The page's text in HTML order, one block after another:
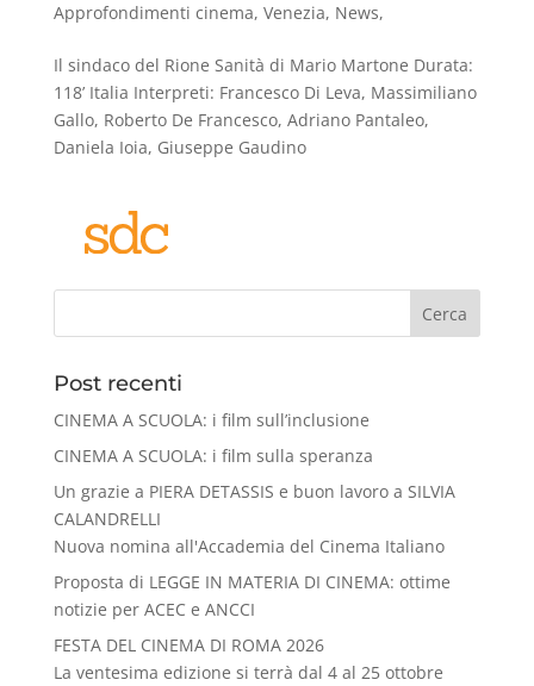
Approfondimenti cinema, Venezia, News,
Il sindaco del Rione Sanità di Mario Martone Durata:
118’ Italia Interpreti: Francesco Di Leva, Massimiliano
Gallo, Roberto De Francesco, Adriano Pantaleo,
Daniela Ioia, Giuseppe Gaudino
Cerca
Post recenti
CINEMA A SCUOLA: i film sull’inclusione
CINEMA A SCUOLA: i film sulla speranza
Un grazie a PIERA DETASSIS e buon lavoro a SILVIA
CALANDRELLI
Nuova nomina all'Accademia del Cinema Italiano
Proposta di LEGGE IN MATERIA DI CINEMA: ottime
notizie per ACEC e ANCCI
FESTA DEL CINEMA DI ROMA 2026
La ventesima edizione si terrà dal 4 al 25 ottobre